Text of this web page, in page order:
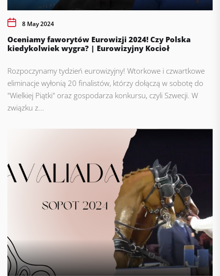
8 May 2024
Oceniamy faworytów Eurowizji 2024! Czy Polska
kiedykolwiek wygra? | Eurowizyjny Kocioł
Rozpoczynamy tydzień eurowizyjny! Wtorkowe i czwartkowe
eliminacje wyłonią 20 finalistów, którzy dołączą w sobotę do
"Wielkiej Piątki" oraz gospodarza konkursu, czyli Szwecji. W
związku z...